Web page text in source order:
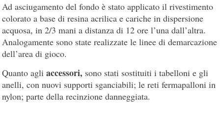
Ad asciugamento del fondo è stato applicato il rivestimento
colorato a base di resina acrilica e cariche in dispersione
acquosa, in 2/3 mani a distanza di 12 ore l’una dall’altra.
Analogamente sono state realizzate le linee di demarcazione
dell’area di gioco.
Quanto agliaccessori, sono stati sostituiti i tabelloni e gli
anelli, con nuovi supporti sganciabili; le reti fermapalloni in
nylon; parte della recinzione danneggiata.